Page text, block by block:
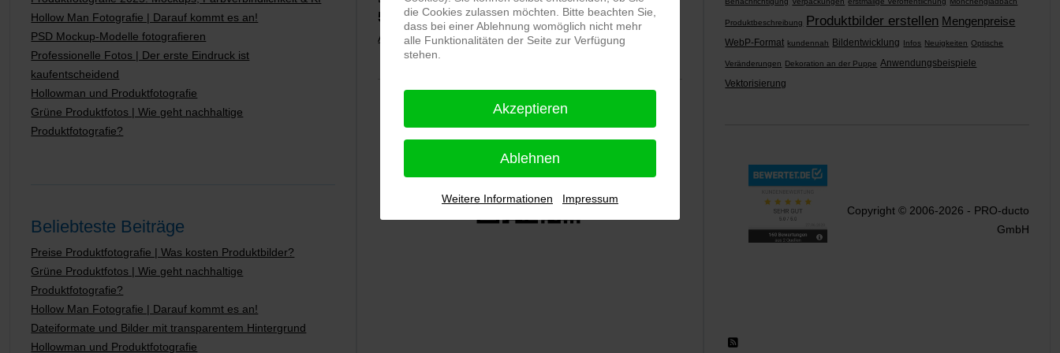
Hollow Man Fotografie | Darauf kommt es an!
PSD Mockup-Modelle fotografieren
Professionelle Fotos | Der erste Eindruck ist
kaufentscheidend
Hollowman und Produktfotografie
Grüne Produktfotos | Wie geht nachhaltige
Produktfotografie?
Beliebteste Beiträge
Preise Produktfotografie | Was kosten Produktbilder?
Grüne Produktfotos | Wie geht nachhaltige
Produktfotografie?
Hollow Man Fotografie | Darauf kommt es an!
Dateiformate und Bilder mit transparentem Hintergrund
Hollowman und Produktfotografie
5,0 ⭐⭐⭐⭐⭐bei 144 Google-Rezensionen (Stand 02.01.2026)
Alle Rezensionen ansehen|Bewertung abgeben
Produktbeschreibung Produktbilder erstellen Mengenpreise
WebP-Format kundennah Bildentwicklung Infos Neuigkeiten Optische
Veränderungen Dekoration an der Puppe Anwendungsbeispiele
Vektorisierung
Copyright © 2006-2026 - PRO-ducto
GmbH
die Cookies zulassen möchten. Bitte beachten Sie,
dass bei einer Ablehnung womöglich nicht mehr
alle Funktionalitäten der Seite zur Verfügung
stehen.
Akzeptieren
Ablehnen
Weitere Informationen Impressum